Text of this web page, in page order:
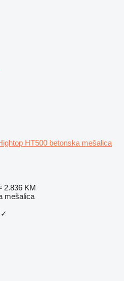
HT500 betonska mešalica
2.836 KM
mešalica
✓